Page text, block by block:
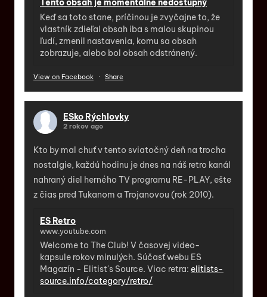
Tento obsah je momentálne nedostupný
Keď sa toto stane, príčinou je zvyčajne to, že
vlastník zdieľal obsah iba s malou skupinou
ľudí, zmenil nastavenia, komu sa obsah
zobrazuje, alebo bol obsah odstránený.
View on Facebook · Share
ESko Rýchlovky
2 rokov ago
Kto by mal chuť v tento sviatočný deň na trocha
nostalgie, každú hodinu je dnes na náš retro kanál
nahraný diel herného TV programu RE-PLAY, ešte
z čias pred Tukanom a Trojanovou (rok 2010).
ES Retro
www.youtube.com
Welcome to The Club! V časovej video-
kapsule rokov minulých. Súčasť webu ES
Magazín - Elitist's Source. Viac retra: elitists-
source.info/category/retro/